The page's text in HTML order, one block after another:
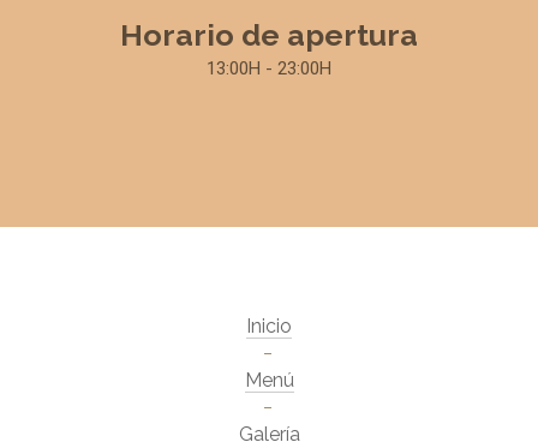
Horario de apertura
13:00H - 23:00H
Inicio
Menú
Galería